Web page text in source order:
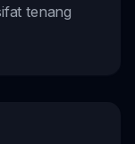
tenang